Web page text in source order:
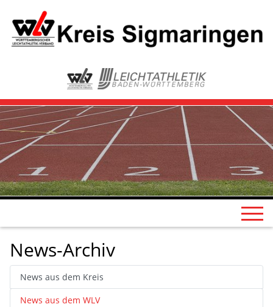
News-Archiv
News aus dem Kreis
News aus dem WLV